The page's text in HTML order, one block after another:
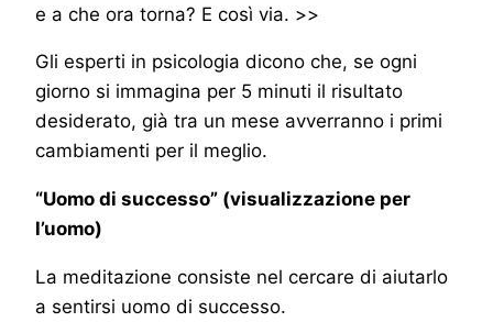
e a che ora torna? E così via. >>
Gli esperti in psicologia dicono che, se ogni
giorno si immagina per 5 minuti il risultato
desiderato, già tra un mese avverranno i primi
cambiamenti per il meglio.
“Uomo di successo” (visualizzazione per
l’uomo)
La meditazione consiste nel cercare di aiutarlo
a sentirsi uomo di successo.